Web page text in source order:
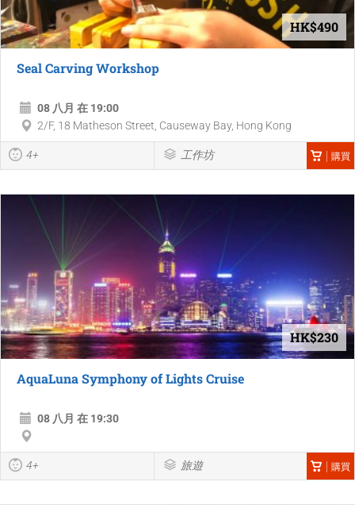
HK$490
Seal Carving Workshop
08 八月 在 19:00
2/F, 18 Matheson Street, Causeway Bay, Hong Kong
4+ 工作坊 購買
HK$230
AquaLuna Symphony of Lights Cruise
08 八月 在 19:30
4+ 旅遊 購買